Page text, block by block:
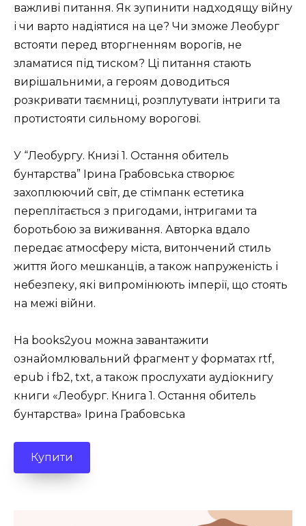
важливі питання. Як зупинити надходящу війну
і чи варто надіятися на це? Чи зможе Леобург
встояти перед вторгненням ворогів, не
зламатися під тиском? Ці питання стають
вирішальними, а героям доводиться
розкривати таємниці, розплутувати інтриги та
протистояти сильному ворогові.
У “Леобургу. Книзі 1. Остання обитель
бунтарства” Ірина Грабовська створює
захоплюючий світ, де стімпанк естетика
переплітається з пригодами, інтригами та
боротьбою за виживання. Авторка вдало
передає атмосферу міста, витончений стиль
життя його мешканців, а також напруженість і
небезпеку, які випромінюють імперії, що стоять
на межі війни.
На books2you можна завантажити
ознайомлювальний фрагмент у форматах rtf,
epub і fb2, txt, а також прослухати аудіокнигу
книги «Леобург. Книга 1. Остання обитель
бунтарства» Ірина Грабовська
Купити